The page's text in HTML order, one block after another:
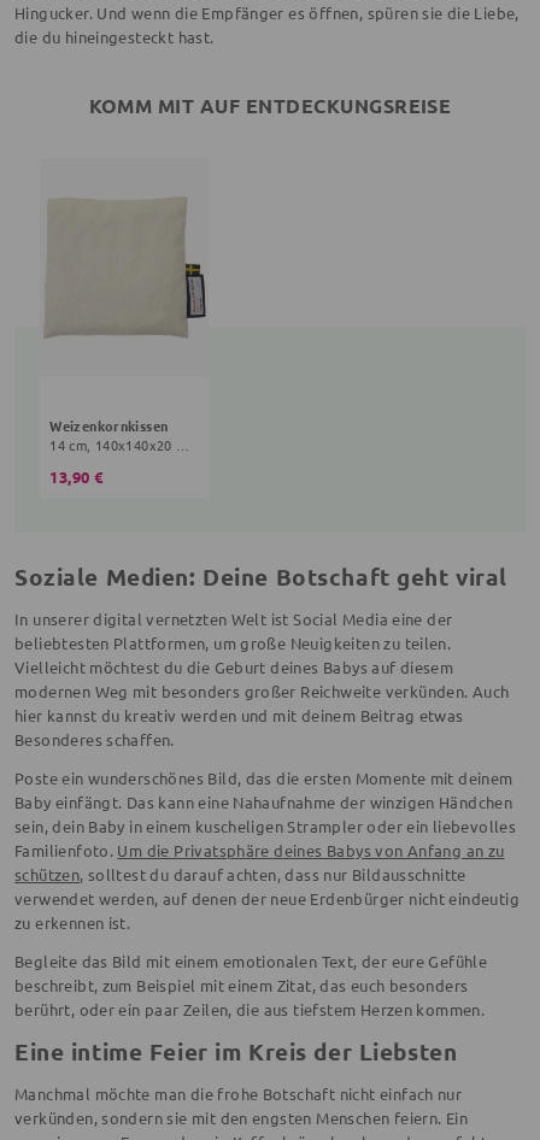
Hingucker. Und wenn die Empfänger es öffnen, spüren sie die Liebe,
die du hineingesteckt hast.
KOMM MIT AUF ENTDECKUNGSREISE
Weizenkornkissen
13,90 €
Soziale Medien: Deine Botschaft geht viral
In unserer digital vernetzten Welt ist Social Media eine der
beliebtesten Plattformen, um große Neuigkeiten zu teilen.
Vielleicht möchtest du die Geburt deines Babys auf diesem
modernen Weg mit besonders großer Reichweite verkünden. Auch
hier kannst du kreativ werden und mit deinem Beitrag etwas
Besonderes schaffen.
Poste ein wunderschönes Bild, das die ersten Momente mit deinem
Baby einfängt. Das kann eine Nahaufnahme der winzigen Händchen
sein, dein Baby in einem kuscheligen Strampler oder ein liebevolles
Familienfoto. Um die Privatsphäre deines Babys von Anfang an zu
schützen, solltest du darauf achten, dass nur Bildausschnitte
verwendet werden, auf denen der neue Erdenbürger nicht eindeutig
zu erkennen ist.
Begleite das Bild mit einem emotionalen Text, der eure Gefühle
beschreibt, zum Beispiel mit einem Zitat, das euch besonders
berührt, oder ein paar Zeilen, die aus tiefstem Herzen kommen.
Eine intime Feier im Kreis der Liebsten
Manchmal möchte man die frohe Botschaft nicht einfach nur
verkünden, sondern sie mit den engsten Menschen feiern. Ein